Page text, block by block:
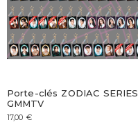
Porte-clés ZODIAC SERIES
GMMTV
17,00 €